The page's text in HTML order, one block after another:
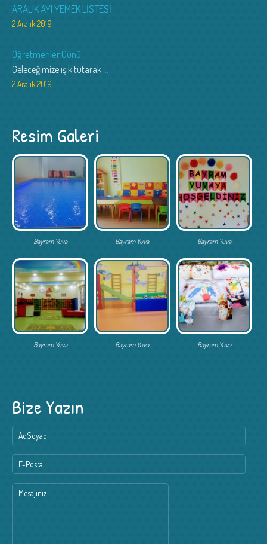
ARALIK AYI YEMEK LİSTESİ
2 Aralık 2019
Öğretmenler Günü
Geleceğimize ışık tutarak ...
2 Aralık 2019
Resim Galeri
Bayram Yuva Bayram Yuva Bayram Yuva
Bayram Yuva Bayram Yuva Bayram Yuva
Bize Yazın